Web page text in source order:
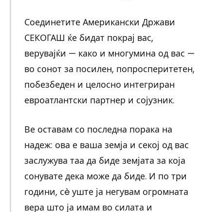
Соединетите Американски Држави
СЕКОГАШ ќе бидат покрај вас,
верувајќи — како и многумина од вас —
во сонот за посилен, попросперитетен,
побезбеден и целосно интегриран
евроатлантски партнер и сојузник.
Ве оставам со последна порака на
надеж: ова е ваша земја и секој од вас
заслужува таа да биде земјата за која
сонувате дека може да биде. И по три
години, сè уште ја негувам огромната
вера што ја имам во силата и